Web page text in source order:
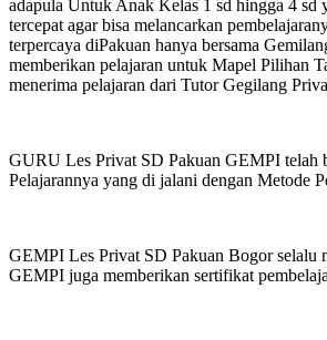
adapula Untuk Anak Kelas 1 sd hingga 4 sd
tercepat agar bisa melancarkan
terpercaya diPakuan hanya bersama
memberikan pelajaran untuk Mapel Pilihan
menerima pelajaran dari Tutor Gegilang
GURU Les Privat SD Pakuan GEMPI telah
Pelajarannya yang di jalani dengan Metode
GEMPI Les Privat SD Pakuan Bogor selalu
GEMPI juga memberikan sertifikat